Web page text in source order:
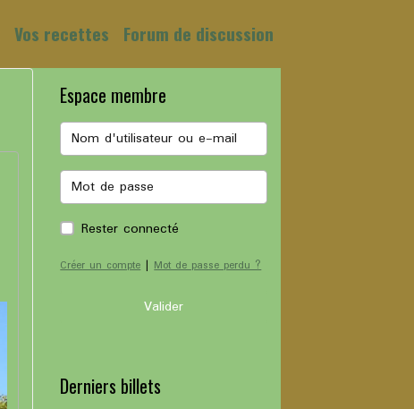
Vos recettes Forum de discussion
Espace membre
Rester connecté
Créer un compte|Mot de passe perdu ?
Valider
Derniers billets